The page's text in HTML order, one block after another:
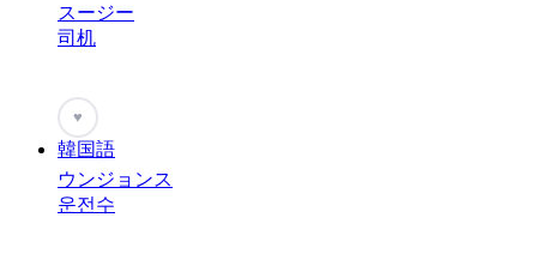
スージー
司机
♥
韓国語
ウンジョンス
운전수